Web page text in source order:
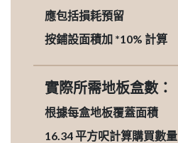
應包括損耗預留
按鋪設面積加 *10% 計算
實際所需地板盒數：
根據每盒地板覆蓋面積
16.34平方呎計算購買數量